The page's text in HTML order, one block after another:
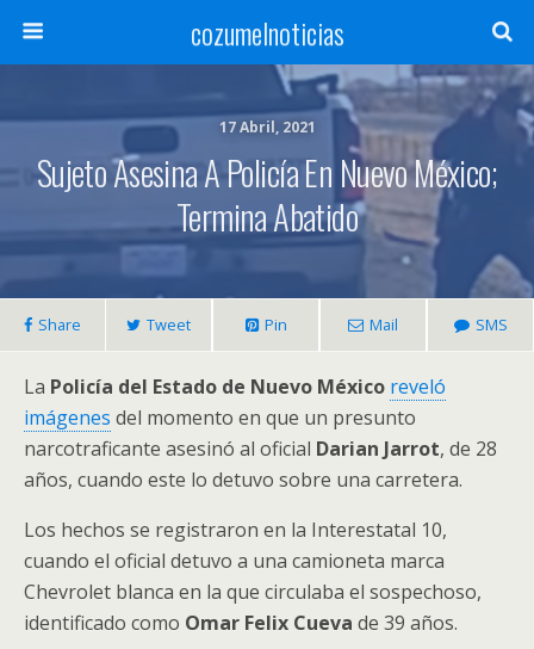
cozumelnoticias
17 Abril, 2021
Sujeto Asesina A Policía En Nuevo México;
Termina Abatido
Share Tweet Pin Mail SMS
La Policía del Estado de Nuevo México reveló
imágenes del momento en que un presunto
narcotraficante asesinó al oficial Darian Jarrot, de 28
años, cuando este lo detuvo sobre una carretera.
Los hechos se registraron en la Interestatal 10,
cuando el oficial detuvo a una camioneta marca
Chevrolet blanca en la que circulaba el sospechoso,
identificado como Omar Felix Cueva de 39 años.